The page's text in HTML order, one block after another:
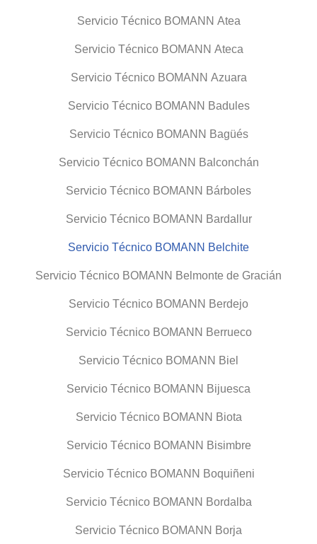
Servicio Técnico BOMANN Atea
Servicio Técnico BOMANN Ateca
Servicio Técnico BOMANN Azuara
Servicio Técnico BOMANN Badules
Servicio Técnico BOMANN Bagüés
Servicio Técnico BOMANN Balconchán
Servicio Técnico BOMANN Bárboles
Servicio Técnico BOMANN Bardallur
Servicio Técnico BOMANN Belchite
Servicio Técnico BOMANN Belmonte de Gracián
Servicio Técnico BOMANN Berdejo
Servicio Técnico BOMANN Berrueco
Servicio Técnico BOMANN Biel
Servicio Técnico BOMANN Bijuesca
Servicio Técnico BOMANN Biota
Servicio Técnico BOMANN Bisimbre
Servicio Técnico BOMANN Boquiñeni
Servicio Técnico BOMANN Bordalba
Servicio Técnico BOMANN Borja